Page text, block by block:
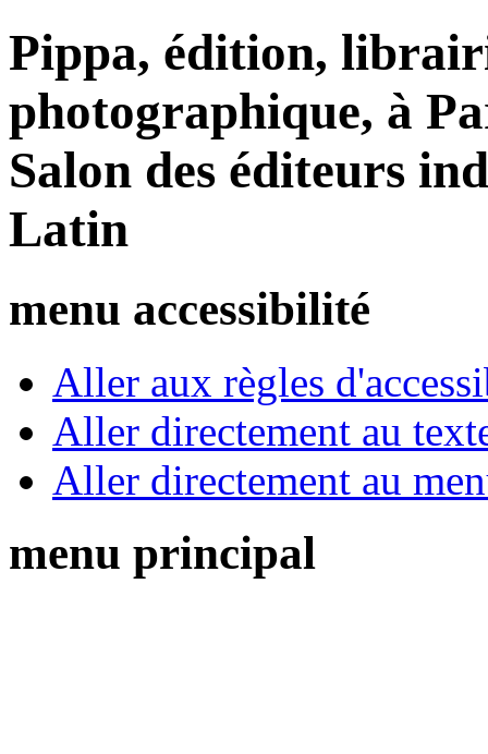
Pippa, édition,
photographique, à
Salon des éditeurs
Latin
menu accessibilité
Aller aux règles
Aller directement au
Aller directement au
menu principal